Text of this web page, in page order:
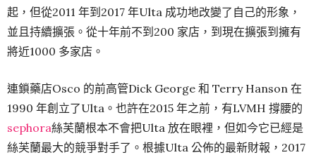
起，但從2011 年到2017 年Ulta 成功地改變了自己的形象，
並且持續擴張。從十年前不到200 家店，到現在擴張到擁有
將近1000 多家店。
連鎖藥店Osco 的前高管Dick George 和 Terry Hanson 在
1990 年創立了Ulta。也許在2015 年之前，有LVMH 撐腰的
sephora絲芙蘭根本不會把Ulta 放在眼裡，但如今它已經是
絲芙蘭最大的競爭對手了。根據Ulta 公佈的最新財報，2017